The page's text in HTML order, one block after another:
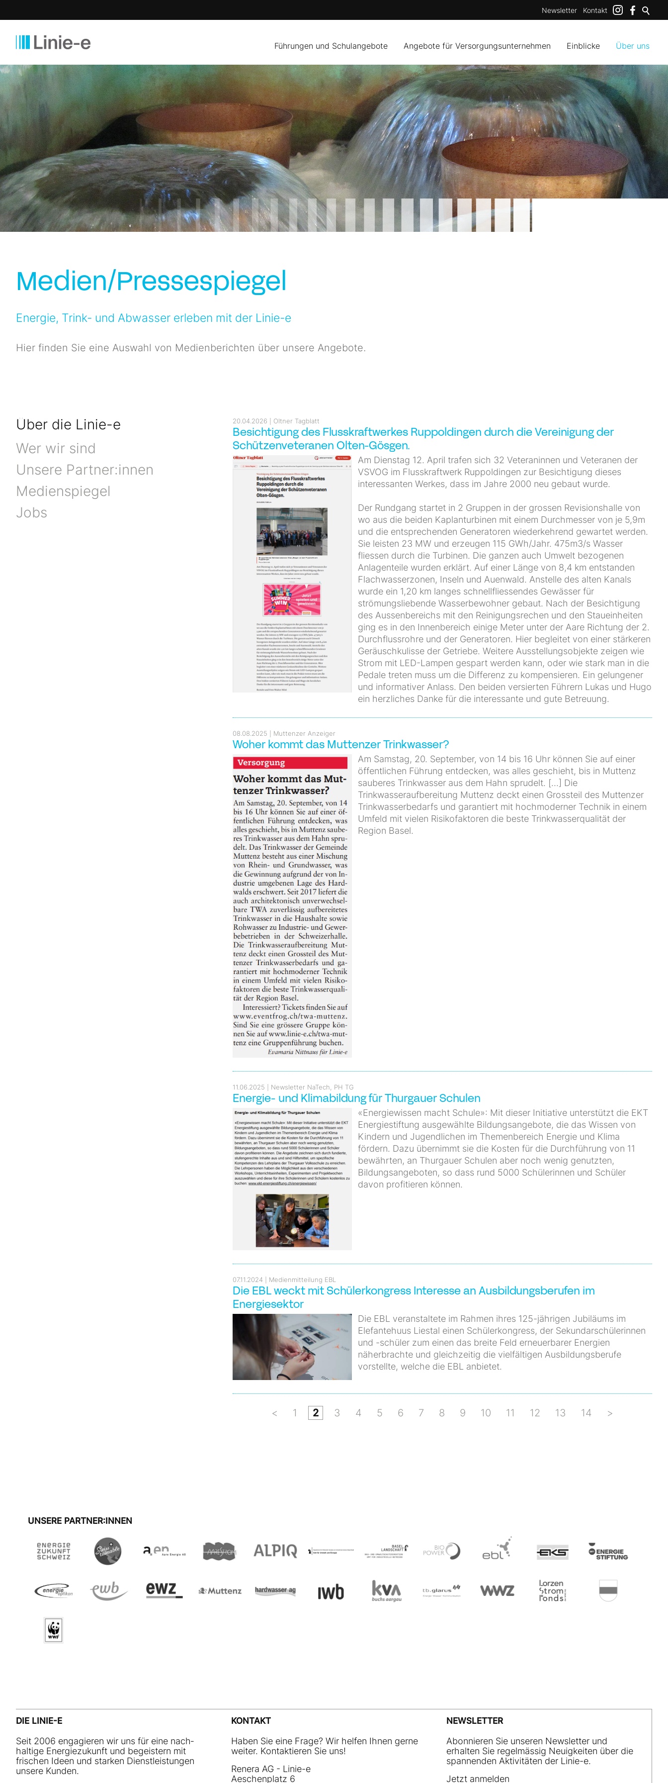
Newsletter Kontakt
Führungen und Schulangebote Angebote für Versorgungsunternehmen Einblicke Über uns
Medien/Pressespiegel
Energie, Trink- und Abwasser erleben mit der Linie-e
Hier finden Sie eine Auswahl von Medienberichten über unsere Angebote.
Über die Linie-e
Wer wir sind
Unsere Partner:innen
Medienspiegel
Jobs
20.04.2026 Oltner Tagblatt
Besichtigung des Flusskraftwerkes Ruppoldingen durch die Vereinigung der
Schützenveteranen Olten-Gösgen.
Am Dienstag 12. April trafen sich 32 Veteraninnen und Veteranen der
VSVOG im Flusskraftwerk Ruppoldingen zur Besichtigung dieses
interessanten Werkes, dass im Jahre 2000 neu gebaut wurde.
Der Rundgang startet in 2 Gruppen in der grossen Revisionshalle von
wo aus die beiden Kaplanturbinen mit einem Durchmesser von je 5,9m
und die entsprechenden Generatoren wiederkehrend gewartet werden.
Sie leisten 23 MW und erzeugen 115 GWh/Jahr. 475m3/s Wasser
fliessen durch die Turbinen. Die ganzen auch Umwelt bezogenen
Anlagenteile wurden erklärt. Auf einer Länge von 8,4 km entstanden
Flachwasserzonen, Inseln und Auenwald. Anstelle des alten Kanals
wurde ein 1,20 km langes schnellfliessendes Gewässer für
strömungsliebende Wasserbewohner gebaut. Nach der Besichtigung
des Aussenbereichs mit den Reinigungsrechen und den Staueinheiten
ging es in den Innenbereich einige Meter unter der Aare Richtung der 2.
Durchflussrohre und der Generatoren. Hier begleitet von einer stärkeren
Geräuschkulisse der Getriebe. Weitere Ausstellungsobjekte zeigen wie
Strom mit LED-Lampen gespart werden kann, oder wie stark man in die
Pedale treten muss um die Differenz zu kompensieren. Ein gelungener
und informativer Anlass. Den beiden versierten Führern Lukas und Hugo
ein herzliches Danke für die interessante und gute Betreuung.
08.08.2025 Muttenzer Anzeiger
Woher kommt das Muttenzer Trinkwasser?
Am Samstag, 20. September, von 14 bis 16 Uhr können Sie auf einer
öffentlichen Führung entdecken, was alles geschieht, bis in Muttenz
sauberes Trinkwasser aus dem Hahn sprudelt. [...] Die
Trinkwasseraufbereitung Muttenz deckt einen Grossteil des Muttenzer
Trinkwasserbedarfs und garantiert mit hochmoderner Technik in einem
Umfeld mit vielen Risikofaktoren die beste Trinkwasserqualität der
Region Basel.
11.06.2025 Newsletter NaTech, PH TG
Energie- und Klimabildung für Thurgauer Schulen
«Energiewissen macht Schule»: Mit dieser Initiative unterstützt die EKT
Energiestiftung ausgewählte Bildungsangebote, die das Wissen von
Kindern und Jugendlichen im Themenbereich Energie und Klima
fördern. Dazu übernimmt sie die Kosten für die Durchführung von 11
bewährten, an Thurgauer Schulen aber noch wenig genutzten,
Bildungsangeboten, so dass rund 5000 Schülerinnen und Schüler
davon profitieren können.
07.11.2024 Medienmitteilung EBL
Die EBL weckt mit Schülerkongress Interesse an Ausbildungsberufen im
Energiesektor
Die EBL veranstaltete im Rahmen ihres 125-jährigen Jubiläums im
Elefantehuus Liestal einen Schülerkongress, der Sekundarschülerinnen
und -schüler zum einen das breite Feld erneuerbarer Energien
näherbrachte und gleichzeitig die vielfältigen Ausbildungsberufe
vorstellte, welche die EBL anbietet.
< 1 2 3 4 5 6 7 8 9 10 11 12 13 14 >
UNSERE PARTNER:INNEN
DIE LINIE-E
Seit 2006 engagieren wir uns für eine nach­
haltige Energiezukunft und begeistern mit
frischen Ideen und starken Dienstleistungen
unsere Kunden.
KONTAKT
Haben Sie eine Frage? Wir helfen Ihnen gerne
weiter. Kontaktieren Sie uns!
Renera AG - Linie-e
Aeschenplatz 6
NEWSLETTER
Abonnieren Sie unseren Newsletter und
erhalten Sie regelmässig Neuigkeiten über die
spannenden Aktivitäten der Linie-e.
Jetzt anmelden